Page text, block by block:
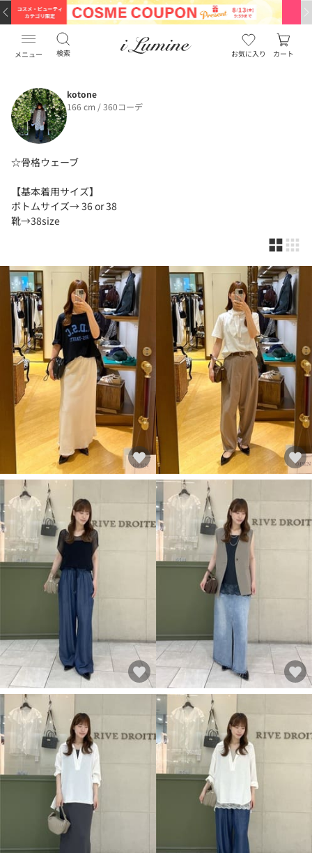
メニュー 検索 お気に入り カート
kotone
166 cm / 360コーデ
☆骨格ウェーブ
【基本着用サイズ】
ボトムサイズ→ 36 or 38
靴→38size